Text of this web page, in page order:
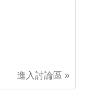
進入討論區 »